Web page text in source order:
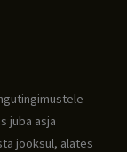
juba asja
jooksul, alates